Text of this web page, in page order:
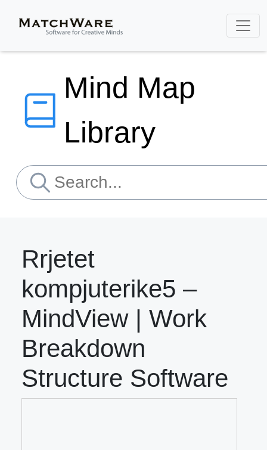
Mind Map
Library
Rrjetet
kompjuterike5 –
MindView | Work
Breakdown
Structure Software